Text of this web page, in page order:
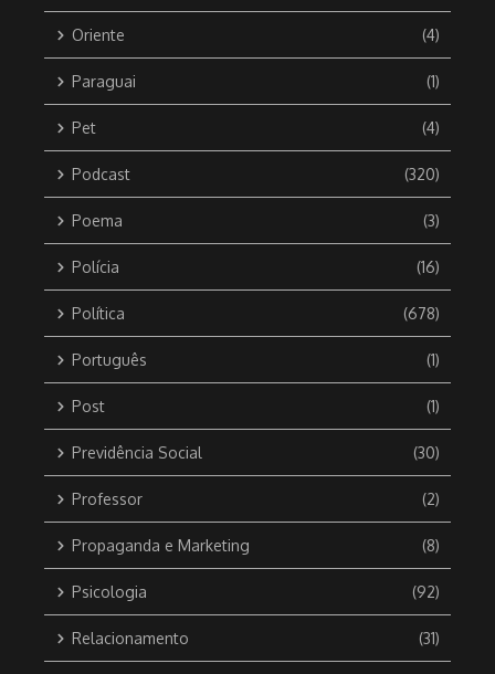
Oriente (4)
Paraguai (1)
Pet (4)
Podcast (320)
Poema (3)
Polícia (16)
Política (678)
Português (1)
Post (1)
Previdência Social (30)
Professor (2)
Propaganda e Marketing (8)
Psicologia (92)
Relacionamento (31)